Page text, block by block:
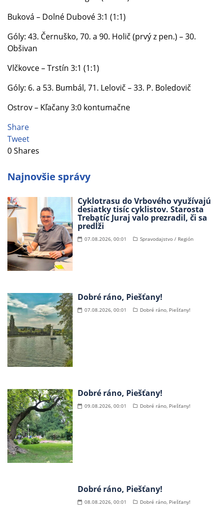
Buková – Dolné Dubové 3:1 (1:1)
Góly: 43. Černuško, 70. a 90. Holič (prvý z pen.) – 30.
Obšivan
Vlčkovce – Trstín 3:1 (1:1)
Góly: 6. a 53. Bumbál, 71. Lelovič – 33. P. Boledovič
Ostrov – Kľačany 3:0 kontumačne
Share
Tweet
0Shares
Najnovšie správy
Cyklotrasu do Vrbového využívajú
desiatky tisíc cyklistov. Starosta
Trebatíc Juraj valo prezradil, či sa
predĺži
07.08.2026, 00:01 Spravodajstvo / Región
Dobré ráno, Piešťany!
07.08.2026, 00:01 Dobré ráno, Piešťany!
Dobré ráno, Piešťany!
09.08.2026, 00:01 Dobré ráno, Piešťany!
Dobré ráno, Piešťany!
08.08.2026, 00:01 Dobré ráno, Piešťany!